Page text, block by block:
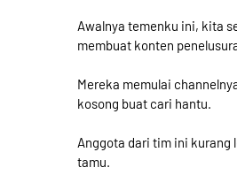
Awalnya temenku ini, kita
membuat konten
Mereka memulai
kosong buat cari hantu.
Anggota dari tim ini kurang
tamu.